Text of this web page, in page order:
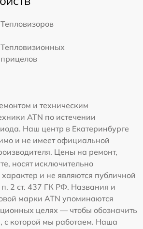
Тепловизоров
Тепловизионных
прицелов
и техническим
ATN по истечении
Наш центр в Екатеринбурге
и не имеет официальной
Цены на ремонт,
носят исключительно
и не являются публичной
п. 2 ст. 437 ГК РФ. Названия и
марки ATN упоминаются
целях — чтобы обозначить
с которой мы работаем. Наша